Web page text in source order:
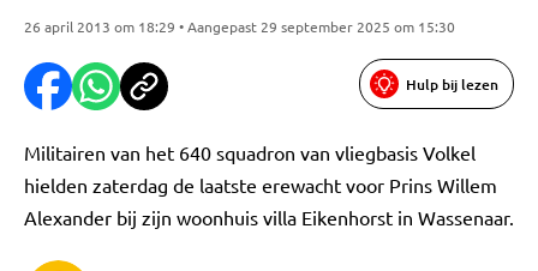
26 april 2013 om 18:29 • Aangepast 29 september 2025 om 15:30
Hulp bij lezen
Militairen van het 640 squadron van vliegbasis Volkel
hielden zaterdag de laatste erewacht voor Prins Willem
Alexander bij zijn woonhuis villa Eikenhorst in Wassenaar.